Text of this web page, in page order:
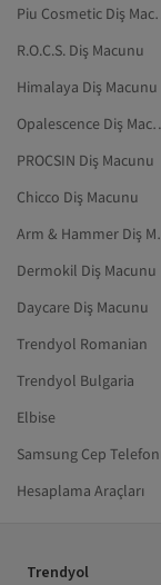
Piu
R.O.C.S. Diş Macunu
Himalaya Diş Macunu
PROCSIN Diş Macunu
Chicco Diş Macunu
Arm
Dermokil Diş Macunu
Daycare Diş Macunu
Trendyol Romanian
Trendyol Bulgaria
Elbise
Samsung Cep
Hesaplama Araçları
Trendyol